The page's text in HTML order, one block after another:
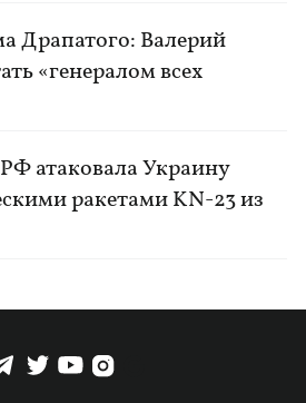
Драпатого: Валерий
«генералом всех
атаковала Украину
ракетами KN-23 из